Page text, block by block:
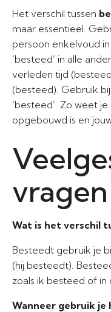
Het verschil tussen
maar essentieel.
persoon enkelvoud
‘besteed’ in alle
verleden tijd
(besteed). Gebruik
‘besteed’. Zo weet
opgebouwd is en
vragen
Wat is het verschil
Besteedt gebruik je
(hij besteedt).
zoals ik besteed of
Wanneer gebruik